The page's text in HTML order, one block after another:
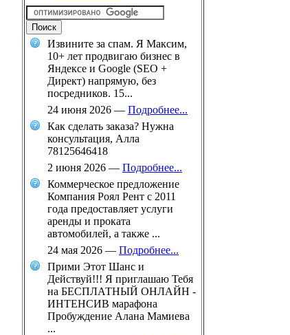
Извините за спам. Я Максим,
10+ лет продвигаю бизнес в
Яндексе и Google (SEO +
Директ) напрямую, без
посредников. 15...
24 июня 2026 — Подробнее...
Как сделать заказа? Нужна
консультация, Алла
78125646418
2 июня 2026 — Подробнее...
Коммерческое предложение
Компания Роял Рент с 2011
года предоставляет услуги
аренды и проката
автомобилей, а также ...
24 мая 2026 — Подробнее...
Прими Этот Шанс и
Действуй!!! Я приглашаю Тебя
на БЕСПЛАТНЫЙ ОНЛАЙН -
ИНТЕНСИВ марафона
Пробуждение Алана Мамиева
...